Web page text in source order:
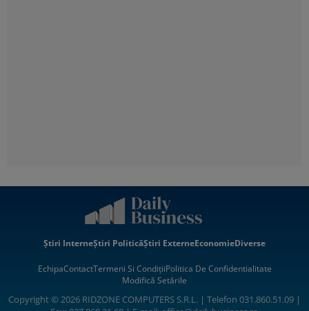
Știri InterneȘtiri PoliticăȘtiri ExterneEconomieDiverse
EchipaContactTermeni Si CondițiiPolitica De Confidentialitate
Modifică Setările
Copyright © 2026 RIDZONE COMPUTERS S.R.L. | Telefon 031.860.51.09 |